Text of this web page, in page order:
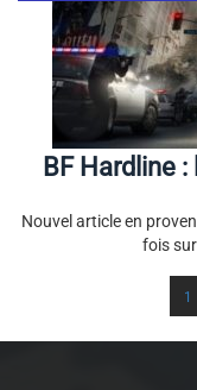
BF Hardline
Nouvel article en
fois
1